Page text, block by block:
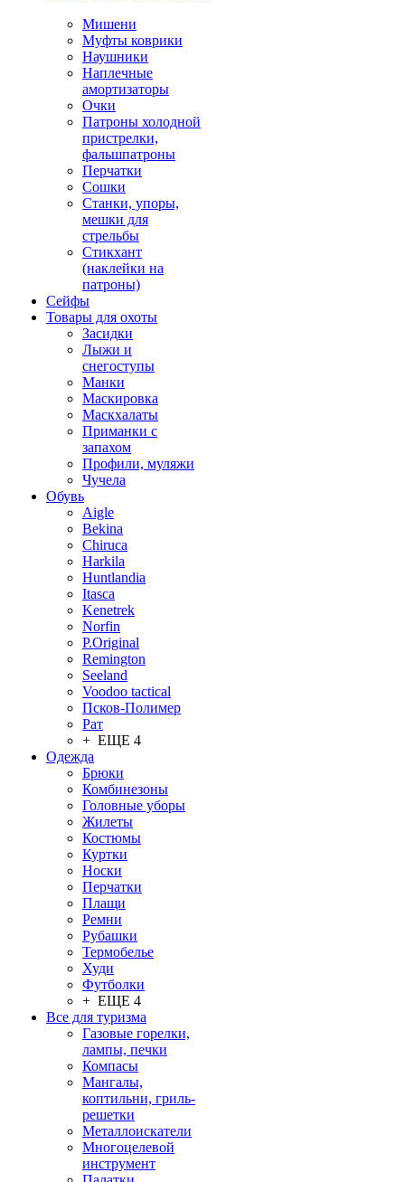
Мишени
Муфты коврики
Наушники
Наплечные
амортизаторы
Очки
Патроны холодной
пристрелки,
фальшпатроны
Перчатки
Сошки
Станки, упоры,
мешки для
стрельбы
Стикхант
(наклейки на
патроны)
Сейфы
Товары для охоты
Засидки
Лыжи и
снегоступы
Манки
Маскировка
Маскхалаты
Приманки с
запахом
Профили, муляжи
Чучела
Обувь
Aigle
Bekina
Chiruсa
Harkila
Huntlandia
Itasca
Kenetrek
Norfin
P.Original
Remington
Seeland
Voodoo tactical
Псков-Полимер
Рат
+ ЕЩЕ 4
Одежда
Брюки
Комбинезоны
Головные уборы
Жилеты
Костюмы
Куртки
Носки
Перчатки
Плащи
Ремни
Рубашки
Термобелье
Худи
Футболки
+ ЕЩЕ 4
Все для туризма
Газовые горелки,
лампы, печки
Компасы
Мангалы,
коптильни, гриль-
решетки
Металлоискатели
Многоцелевой
инструмент